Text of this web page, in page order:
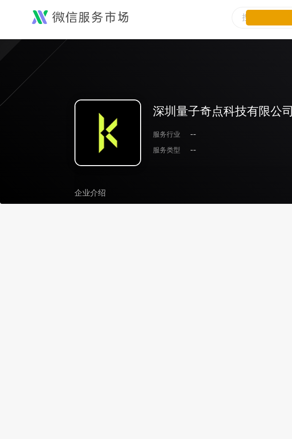
深圳量子奇点科技有限公司
服务行业
--
服务类型
--
企业介绍